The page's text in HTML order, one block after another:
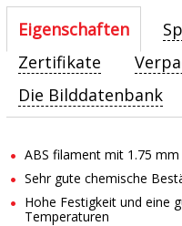
Eigenschaften
Zertifikate
Die Bilddatenbank
ABS filament mit 1.75
Sehr gute chemische
Hohe Festigkeit und eine
Temperaturen